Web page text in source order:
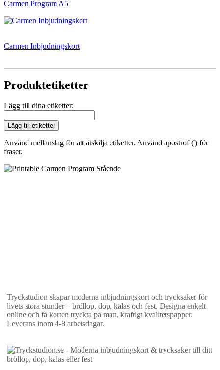
Carmen Program A5
Carmen Inbjudningskort
Produktetiketter
Lägg till dina etiketter:
Lägg till etiketter
Använd mellanslag för att åtskilja etiketter. Använd apostrof (') för
fraser.
Tryckstudion skapar moderna inbjudningskort och trycksaker för
livets stora stunder – bröllop, dop, kalas och fest. Designa enkelt
online och få korten tryckta på matt, kraftigt kvalitetspapper.
Leverans inom 4-8 arbetsdagar.